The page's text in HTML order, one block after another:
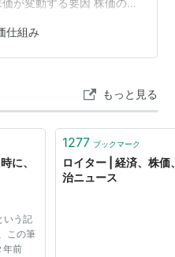
が変動する要因 株価の決
人気や流行を察知！ 株価
するのか？ 金利が上昇す
、悪い」の判断基準 株価
係するのか？ 株価に影響
仕組み
もっと見る
に、
いう記
この筆
年前
1277 ブックマーク
ロイター | 経済、株
治ニュース